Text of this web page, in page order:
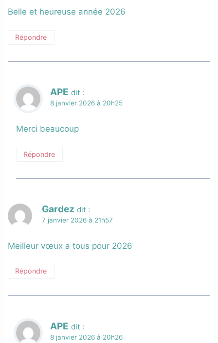
Belle et heureuse année 2026
Répondre
APE dit :
8 janvier 2026 à 20h25
Merci beaucoup
Répondre
Gardez dit :
7 janvier 2026 à 21h57
Meilleur vœux a tous pour 2026
Répondre
APE dit :
8 janvier 2026 à 20h26